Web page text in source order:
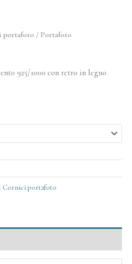
portafoto / Portafoto
925/1000 con retro in legno
Cornici portafoto